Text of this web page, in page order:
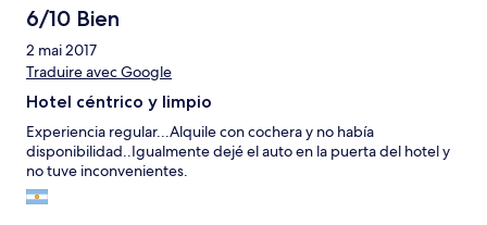
6/10 Bien
2 mai 2017
Traduire avec Google
Hotel céntrico y limpio
Experiencia regular...Alquile con cochera y no había
disponibilidad..Igualmente dejé el auto en la puerta del hotel y
no tuve inconvenientes.